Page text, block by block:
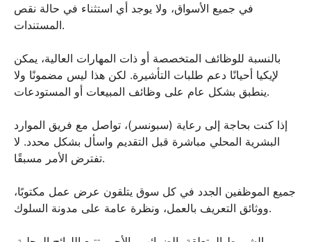
في جميع الأسواق، ولا يوجد أي استثناء في حالة نقص
المستندات.
بالنسبة للوظائف المتخصصة أو ذات المهارات العالية، يمكن
لإيكيا أحيانًا دعم طلبات التأشيرة. لكن هذا ليس مضمونًا ولا
ينطبق بشكل عام على وظائف المبيعات أو المستودعات.
إذا كنت بحاجة إلى رعاية (سبونسر)، تواصل مع فريق الموارد
البشرية المحلي مباشرة قبل التقديم واسأل بشكل محدد. لا
تفترض الأمر مسبقًا.
جميع الموظفين الجدد في كل سوق يتلقون عرض عمل مكتوبًا،
ووثائق التعريف بالعمل، ونظرة عامة على مدونة السلوك.